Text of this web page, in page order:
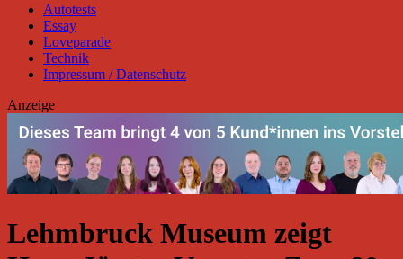
Autotests
Essay
Loveparade
Technik
Impressum / Datenschutz
Anzeige
Lehmbruck Museum zeigt